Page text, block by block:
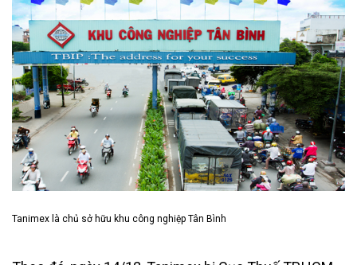
Tanimex là chủ sở hữu khu công nghiệp Tân Bình